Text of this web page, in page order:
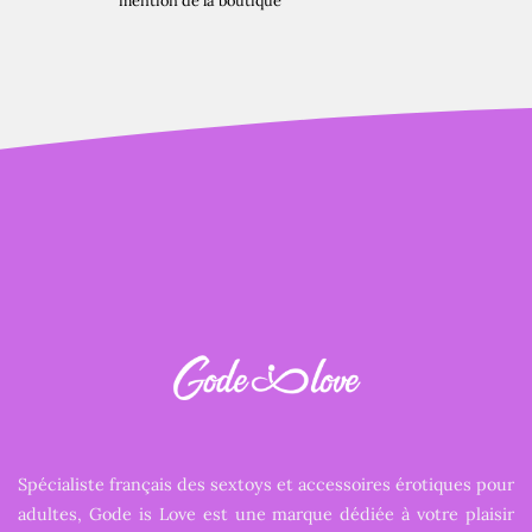
Spécialiste français des sextoys et accessoires érotiques pour
adultes, Gode is Love est une marque dédiée à votre plaisir